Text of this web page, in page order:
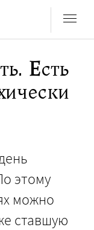
Есть
этому
можно
ставшую